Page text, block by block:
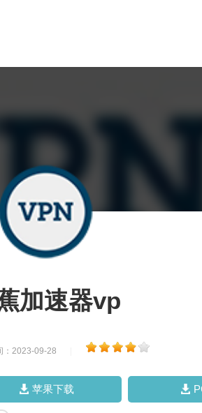
加速器vp
：2023-09-28
苹果下载